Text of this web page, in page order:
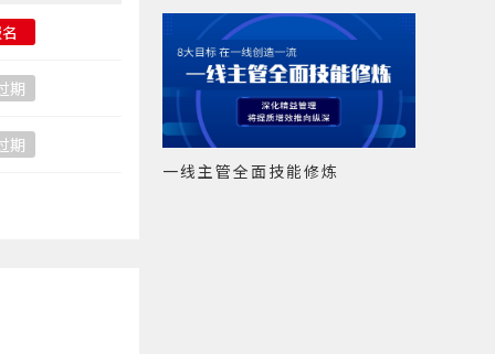
期
期
一线主管全面技能修炼